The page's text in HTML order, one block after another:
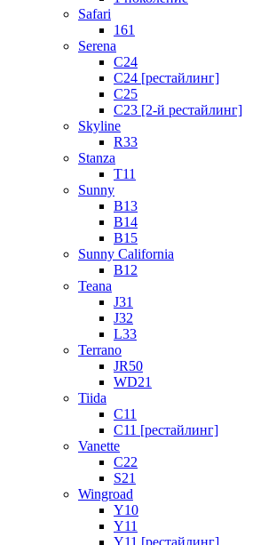
Safari
161
Serena
C24
C24 [рестайлинг]
C25
С23 [2-й рестайлинг]
Skyline
R33
Stanza
T11
Sunny
B13
B14
B15
Sunny California
B12
Teana
J31
J32
L33
Terrano
JR50
WD21
Tiida
C11
C11 [рестайлинг]
Vanette
C22
S21
Wingroad
Y10
Y11
Y11 [рестайлинг]